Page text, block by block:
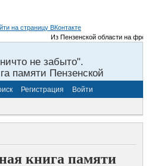
Из Пензенской области на фронты
не забыто".
памяти Пензенской
Регистрация Войти
книга памяти